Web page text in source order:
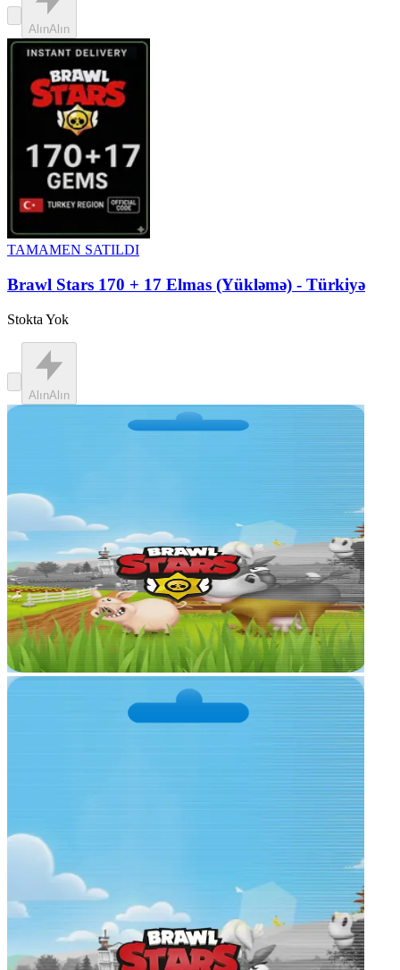
AlınAlın
TAMAMEN SATILDI
Brawl Stars 170 + 17 Elmas (Yükləmə) - Türkiyə
Stokta Yok
AlınAlın